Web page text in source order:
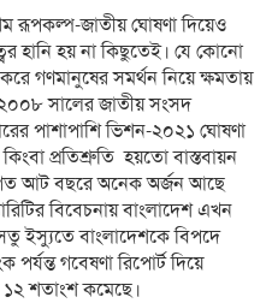
রূপকল্প-জাতীয় ঘোষণা দিয়েও
হানি হয় না কিছুতেই। যে কোনো
গণমানুষের সমর্থন নিয়ে ক্ষমতায়
২০০৮ সালের জাতীয় সংসদ
পাশাপাশি ভিশন-২০২১ ঘোষণা
প্রতিশ্রুতি হয়তো বাস্তবায়ন
গত আট বছরে অনেক অর্জন আছে
বিবেচনায় বাংলাদেশ এখন
ইস্যুতে বাংলাদেশকে বিপদে
পর্যন্ত গবেষণা রিপোর্ট দিয়ে
১২ শতাংশ কমেছে।